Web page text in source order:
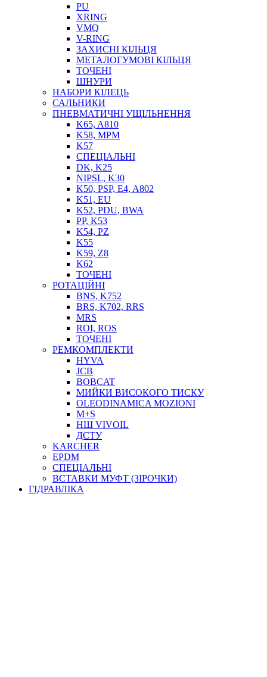
ПІСТОЛЕТИ
НАСОСИ ТА ПОМПИ
НАГНІТАЧІ
МУФТИ (НАСАДКИ) ДЛЯ ШПРИЦІВ
МАСЛЯНКИ, ЛІЙКИ
ПРЕС-МАСЛЯНКИ
ШЛАНГИ, ТРУБКИ
ШПРИЦИ МАСТИЛЬНІ
ТОСОЛ, АНТИФРИЗ
ОЛИВА-ПАЛИВО
ПОВІТРЯ-ВОДА
ДЛЯ ЗВАРЮВАННЯ
НАПІРНО-ВСМОКТУЮЧІ
ФІЛЬТРИ ДЛЯ ПАЛЬНОГО
ПІДДОНИ ДЛЯ БОЧОК
МОДУЛЬНІ АЗС
МЕТРОЛОГІЧНЕ ОБЛАДНАННЯ
ЛІЧИЛЬНИКИ І ВИТРАТОМІРИ ДЛЯ ПАЛЬНОГО
КОТУШКИ ДЛЯ ШЛАНГІВ
PU
XRING
VMQ
V-RING
ЗАХИСНІ КІЛЬЦЯ
МЕТАЛОГУМОВІ КІЛЬЦЯ
ТОЧЕНІ
ШНУРИ
НАБОРИ КІЛЕЦЬ
САЛЬНИКИ
ПНЕВМАТИЧНІ УЩІЛЬНЕННЯ
K65, A810
K58, MPM
K57
СПЕЦІАЛЬНІ
DK, K25
NIPSL, K30
K50, PSP, E4, A802
K51, EU
K52, PDU, BWA
PP, K53
K54, PZ
K55
K59, Z8
K62
ТОЧЕНІ
РОТАЦІЙНІ
BNS, K752
BRS, K702, RRS
MRS
ROI, ROS
ТОЧЕНІ
РЕМКОМПЛЕКТИ
HYVA
JCB
BOBCAT
МИЙКИ ВИСОКОГО ТИСКУ
OLEODINAMICA MOZIONI
M+S
НШ VIVOIL
ДСТУ
KARCHER
EPDM
СПЕЦІАЛЬНІ
ВСТАВКИ МУФТ (ЗІРОЧКИ)
ГІДРАВЛІКА